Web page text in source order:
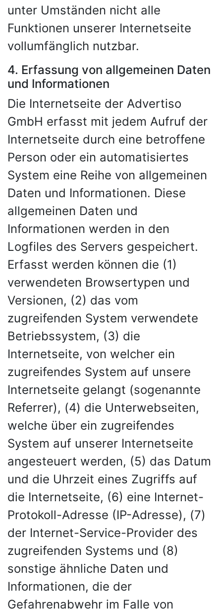
unter Umständen nicht alle
Funktionen unserer Internetseite
vollumfänglich nutzbar.
4. Erfassung von allgemeinen Daten
und Informationen
Die Internetseite der Advertiso
GmbH erfasst mit jedem Aufruf der
Internetseite durch eine betroffene
Person oder ein automatisiertes
System eine Reihe von allgemeinen
Daten und Informationen. Diese
allgemeinen Daten und
Informationen werden in den
Logfiles des Servers gespeichert.
Erfasst werden können die (1)
verwendeten Browsertypen und
Versionen, (2) das vom
zugreifenden System verwendete
Betriebssystem, (3) die
Internetseite, von welcher ein
zugreifendes System auf unsere
Internetseite gelangt (sogenannte
Referrer), (4) die Unterwebseiten,
welche über ein zugreifendes
System auf unserer Internetseite
angesteuert werden, (5) das Datum
und die Uhrzeit eines Zugriffs auf
die Internetseite, (6) eine Internet-
Protokoll-Adresse (IP-Adresse), (7)
der Internet-Service-Provider des
zugreifenden Systems und (8)
sonstige ähnliche Daten und
Informationen, die der
Gefahrenabwehr im Falle von